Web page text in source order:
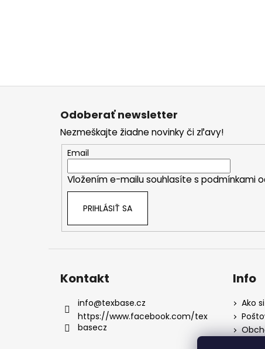
Z
Odoberať newsletter
Nezmeškajte žiadne novinky či zľavy!
Email
Vložením e-mailu souhlasíte s podmínkami
PRIHLÁSIŤ SA
Kontakt
info@texbase.cz
https://www.facebook.com/tex
basecz
Info
Ako